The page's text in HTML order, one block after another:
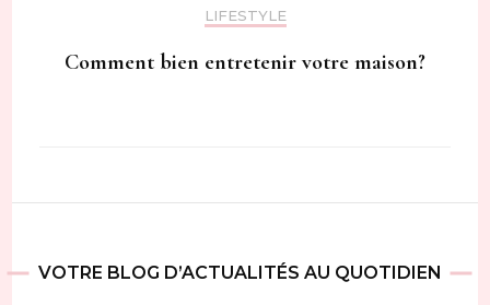
LIFESTYLE
Comment bien entretenir votre maison?
VOTRE BLOG D’ACTUALITÉS AU QUOTIDIEN